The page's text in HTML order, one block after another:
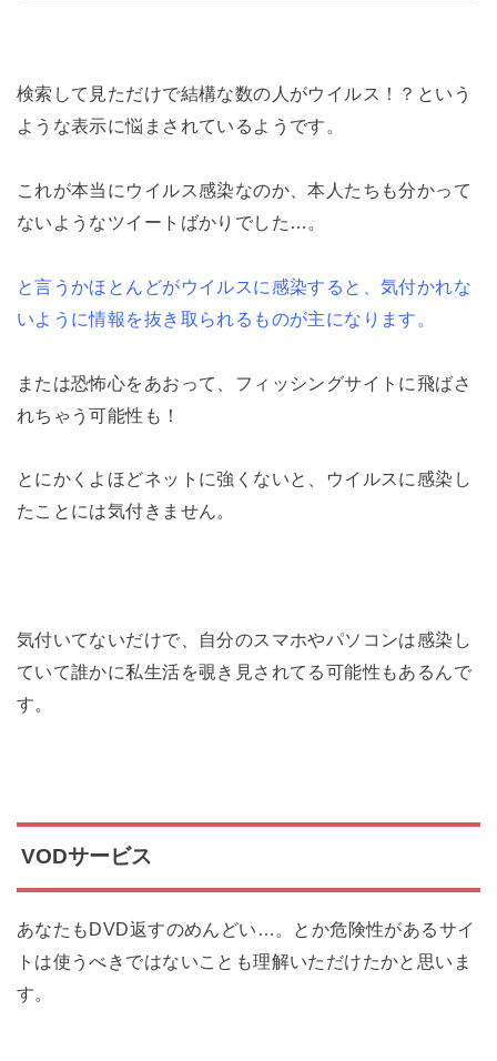
検索して見ただけで結構な数の人がウイルス！？という
ような表示に悩まされているようです。
これが本当にウイルス感染なのか、本人たちも分かって
ないようなツイートばかりでした…。
と言うかほとんどがウイルスに感染すると、気付かれな
いように情報を抜き取られるものが主になります。
または恐怖心をあおって、フィッシングサイトに飛ばさ
れちゃう可能性も！
とにかくよほどネットに強くないと、ウイルスに感染し
たことには気付きません。
気付いてないだけで、自分のスマホやパソコンは感染し
ていて誰かに私生活を覗き見されてる可能性もあるんで
す。
VODサービス
あなたもDVD返すのめんどい…。とか危険性があるサイ
トは使うべきではないことも理解いただけたかと思いま
す。